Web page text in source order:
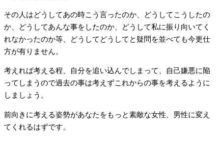
その人はどうしてあの時こう言ったのか、どうしてこうしたの
か、どうしてあんな事をしたのか、どうして私に振り向いてく
れなかったのか等、どうしてどうしてと疑問を並べても今更仕
方が有りません。
考えれば考える程、自分を追い込んでしまって、自己嫌悪に陥
ってしまうので過去の事は考えずこれからの事を考えるように
しましょう。
前向きに考える姿勢があなたをもっと素敵な女性、男性に変え
てくれるはずです。